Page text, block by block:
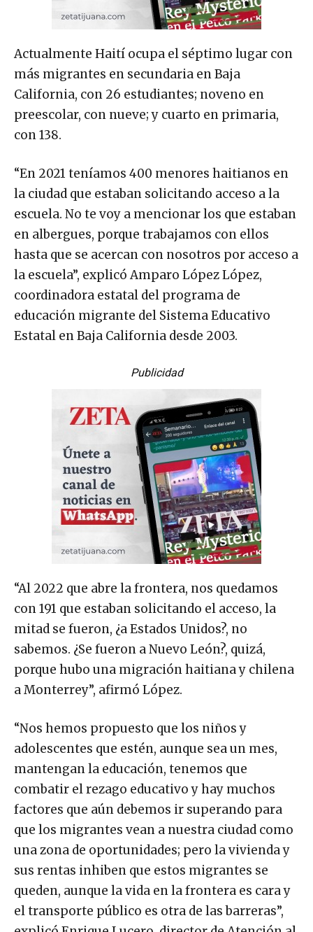
Actualmente Haití ocupa el séptimo lugar con
más migrantes en secundaria en Baja
California, con 26 estudiantes; noveno en
preescolar, con nueve; y cuarto en primaria,
con 138.
“En 2021 teníamos 400 menores haitianos en
la ciudad que estaban solicitando acceso a la
escuela. No te voy a mencionar los que estaban
en albergues, porque trabajamos con ellos
hasta que se acercan con nosotros por acceso a
la escuela”, explicó Amparo López López,
coordinadora estatal del programa de
educación migrante del Sistema Educativo
Estatal en Baja California desde 2003.
Publicidad
“Al 2022 que abre la frontera, nos quedamos
con 191 que estaban solicitando el acceso, la
mitad se fueron, ¿a Estados Unidos?, no
sabemos. ¿Se fueron a Nuevo León?, quizá,
porque hubo una migración haitiana y chilena
a Monterrey”, afirmó López.
“Nos hemos propuesto que los niños y
adolescentes que estén, aunque sea un mes,
mantengan la educación, tenemos que
combatir el rezago educativo y hay muchos
factores que aún debemos ir superando para
que los migrantes vean a nuestra ciudad como
una zona de oportunidades; pero la vivienda y
sus rentas inhiben que estos migrantes se
queden, aunque la vida en la frontera es cara y
el transporte público es otra de las barreras”,